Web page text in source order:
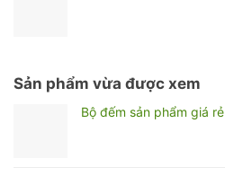
Sản phẩm vừa được xem
Bộ đếm sản phẩm giá rẻ